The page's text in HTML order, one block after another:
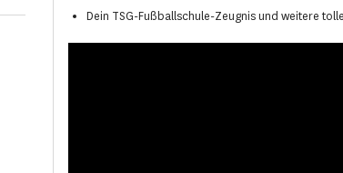
Dein TSG-Fußballschule-Zeugnis und weitere